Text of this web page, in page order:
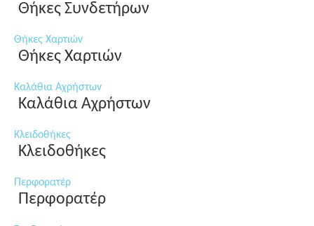
Θήκες Συνδετήρων
Θήκες Χαρτιών
Θήκες Χαρτιών
Καλάθια Αχρήστων
Καλάθια Αχρήστων
Κλειδοθήκες
Κλειδοθήκες
Περφορατέρ
Περφορατέρ